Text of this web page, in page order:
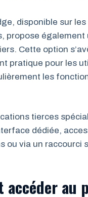
disponible sur
propose également
Cette option
pratique pour les
les
tierces
dédiée,
ou via un raccourci
accéder au